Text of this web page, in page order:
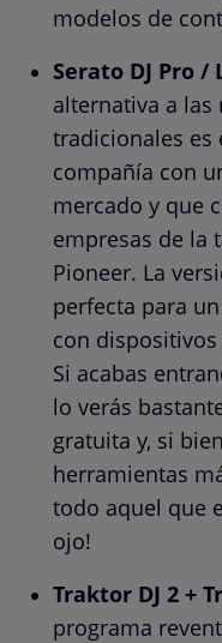
modelos de
Serato DJ Pro /
alternativa a las
tradicionales es
compañía con
mercado y que
empresas de la
Pioneer. La
perfecta para
con
Si acabas
lo verás
gratuita y, si
herramientas
todo aquel que
ojo!
Traktor DJ 2 +
programa